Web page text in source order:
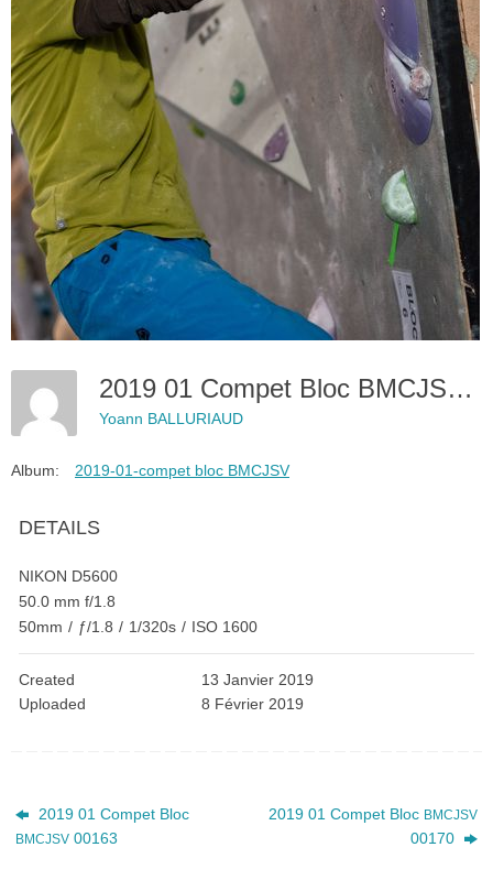
2019 01 Compet Bloc BMCJSV 00168
Yoann BALLURIAUD
Album: 2019-01-compet bloc BMCJSV
DETAILS
NIKON D5600
50.0 mm f/1.8
50mm / ƒ/1.8 / 1/320s / ISO 1600
Created
13 Janvier 2019
Uploaded
8 Février 2019
2019 01 Compet Bloc
BMCJSV 00163
2019 01 Compet Bloc BMCJSV
00170